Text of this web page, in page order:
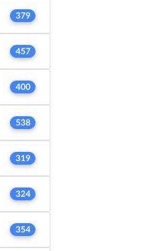
379
457
400
538
319
324
354